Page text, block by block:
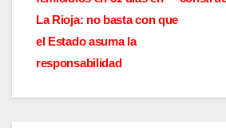
a
v
La Rioja: no basta con que
el Estado asuma la
responsabilidad